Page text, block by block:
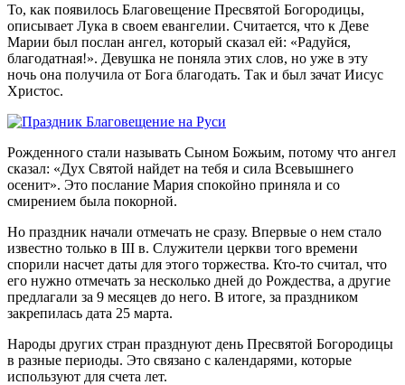
То, как появилось Благовещение Пресвятой Богородицы,
описывает Лука в своем евангелии. Считается, что к Деве
Марии был послан ангел, который сказал ей: «Радуйся,
благодатная!». Девушка не поняла этих слов, но уже в эту
ночь она получила от Бога благодать. Так и был зачат Иисус
Христос.
Рожденного стали называть Сыном Божьим, потому что ангел
сказал: «Дух Святой найдет на тебя и сила Всевышнего
осенит». Это послание Мария спокойно приняла и со
смирением была покорной.
Но праздник начали отмечать не сразу. Впервые о нем стало
известно только в III в. Служители церкви того времени
спорили насчет даты для этого торжества. Кто-то считал, что
его нужно отмечать за несколько дней до Рождества, а другие
предлагали за 9 месяцев до него. В итоге, за праздником
закрепилась дата 25 марта.
Народы других стран празднуют день Пресвятой Богородицы
в разные периоды. Это связано с календарями, которые
используют для счета лет.